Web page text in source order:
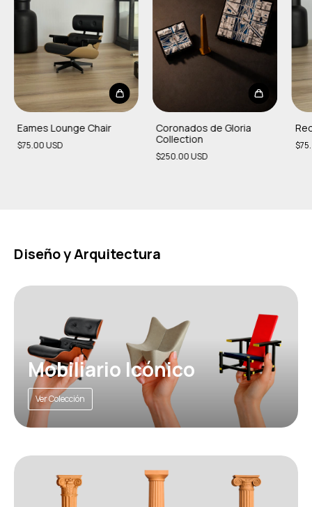
Eames Lounge Chair
$75.00 USD
Coronados de Gloria
Collection
$250.00 USD
Diseño y Arquitectura
Mobiliario Icónico
Ver Colección